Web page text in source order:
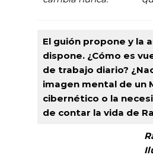
El guión propone y la
dispone. ¿Cómo es
de trabajo diario?
imagen mental de un
cibernético o la
de contar la vida de